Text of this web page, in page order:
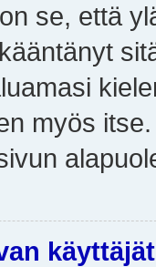
se, että
myös